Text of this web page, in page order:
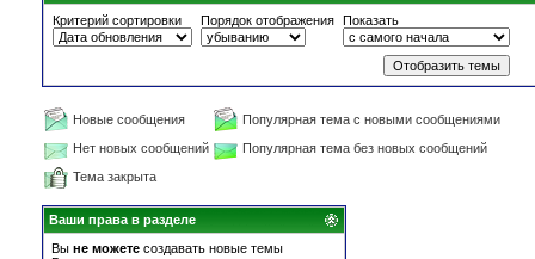
Критерий сортировки
Порядок отображения Показать
Новые сообщения
Популярная тема с новыми сообщениями
Нет новых сообщений
Популярная тема без новых сообщений
Тема закрыта
Ваши права в разделе
Вы не можете создавать новые темы